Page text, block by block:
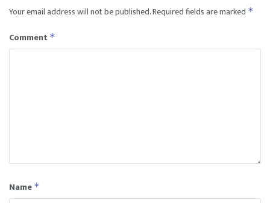
Your email address will not be published.Required fields are marked *
Comment *
Name *